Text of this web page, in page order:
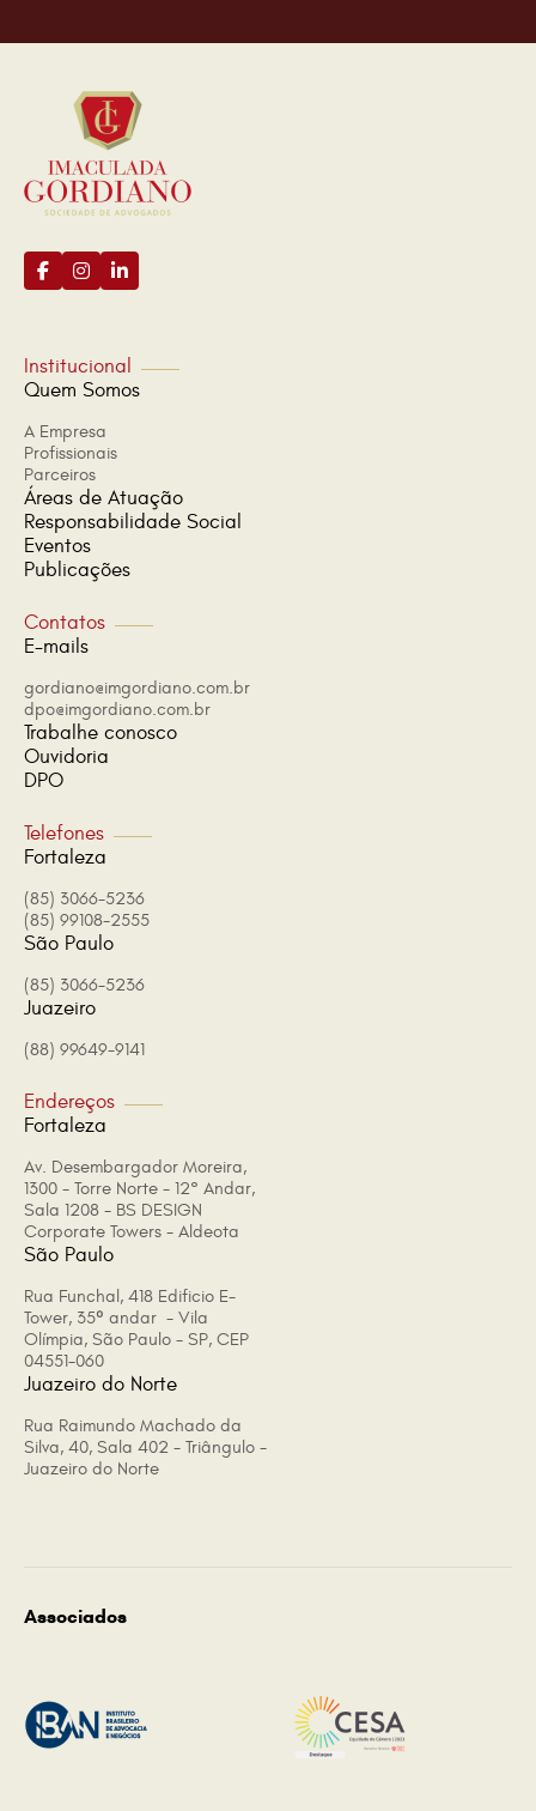
Institucional
Quem Somos
A Empresa
Profissionais
Parceiros
Áreas de Atuação
Responsabilidade Social
Eventos
Publicações
Contatos
E-mails
gordiano@imgordiano.com.br
dpo@imgordiano.com.br
Trabalhe conosco
Ouvidoria
DPO
Telefones
Fortaleza
(85) 3066-5236
(85) 99108-2555
São Paulo
(85) 3066-5236
Juazeiro
(88) 99649-9141
Endereços
Fortaleza
Av. Desembargador Moreira,
1300 - Torre Norte - 12° Andar,
Sala 1208 - BS DESIGN
Corporate Towers - Aldeota
São Paulo
Rua Funchal, 418 Edificio E-
Tower, 35º andar - Vila
Olímpia, São Paulo - SP, CEP
04551-060
Juazeiro do Norte
Rua Raimundo Machado da
Silva, 40, Sala 402 - Triângulo -
Juazeiro do Norte
Associados